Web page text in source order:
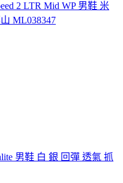
2 LTR Mid WP 男鞋 米
ML038347
男鞋 白 銀 回彈 透氣 抓